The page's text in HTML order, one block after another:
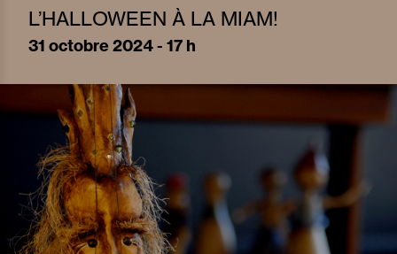
L’HALLOWEEN À LA MIAM!
31 octobre 2024 - 17 h